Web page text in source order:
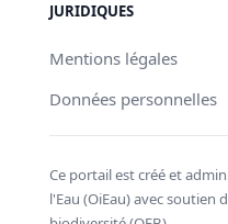
JURIDIQUES
Mentions légales
Données personnelles
Ce portail est créé et
l'Eau (OiEau) avec soutien